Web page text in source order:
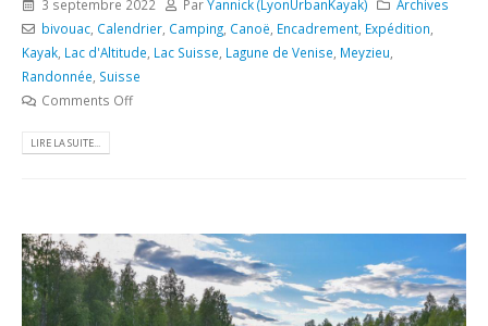
3 septembre 2022 ParYannick (LyonUrbanKayak)
Archives
bivouac, Calendrier, Camping, Canoë, Encadrement, Expédition,
Kayak, Lac d'Altitude, Lac Suisse, Lagune de Venise, Meyzieu,
Randonnée, Suisse
Comments Off
LIRE LA SUITE...